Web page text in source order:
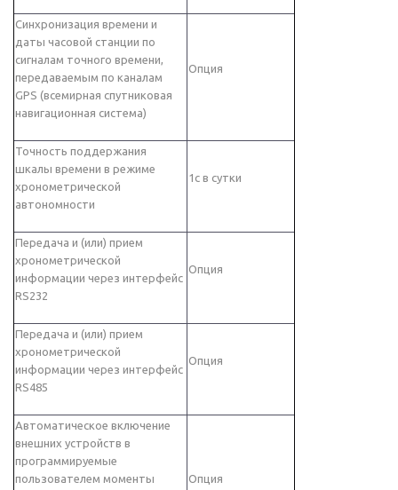
Синхронизация времени и
даты часовой станции по
сигналам точного времени,
передаваемым по каналам
GPS (всемирная спутниковая
навигационная система)
Опция
Точность поддержания
шкалы времени в режиме
хронометрической
автономности
1с в сутки
Передача и (или) прием
хронометрической
информации через интерфейс
RS232
Опция
Передача и (или) прием
хронометрической
информации через интерфейс
RS485
Опция
Автоматическое включение
внешних устройств в
программируемые
пользователем моменты
Опция